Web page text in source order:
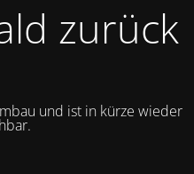
zurück
und ist in kürze wieder